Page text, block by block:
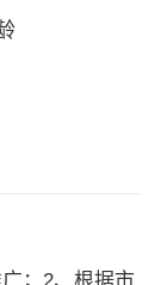
；2、根据市